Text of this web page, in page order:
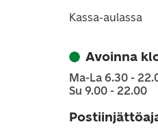
Kassa-aulassa
Avoinna
Ma-La 6.30 -
Su 9.00 - 22.00